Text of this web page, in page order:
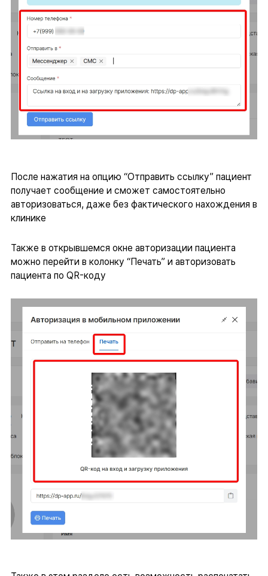
После нажатия на опцию “Отправить ссылку” пациент
получает сообщение и сможет самостоятельно
авторизоваться, даже без фактического нахождения в
клинике
Также в открывшемся окне авторизации пациента
можно перейти в колонку “Печать” и авторизовать
пациента по QR-коду